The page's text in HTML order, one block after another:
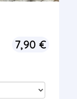
7,90 €